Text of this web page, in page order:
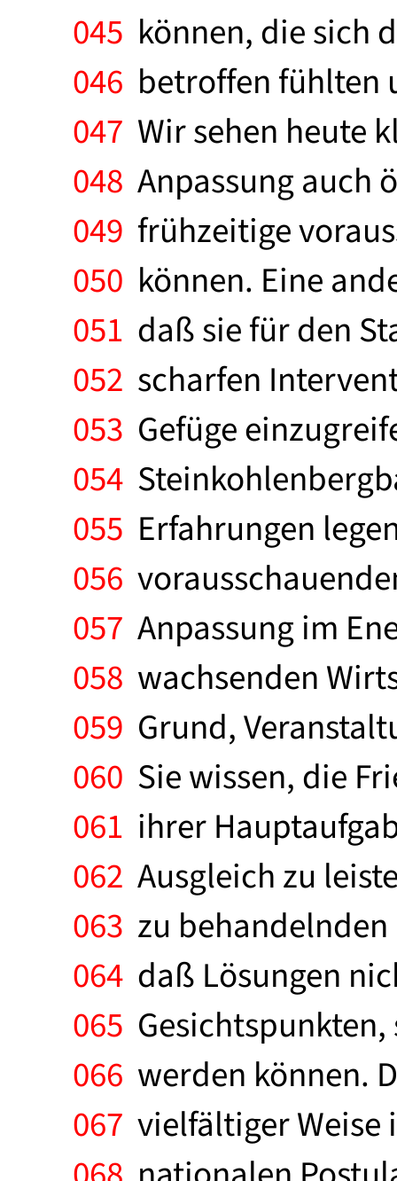
045 können, die sich
046 betroffen fühlten
047 Wir sehen heute
048 Anpassung auch
049 frühzeitige
050 können. Eine
051 daß sie für den
052 scharfen
053 Gefüge
054
055 Erfahrungen
056
057 Anpassung im
058 wachsenden
059 Grund,
060 Sie wissen, die
061 ihrer
062 Ausgleich zu
063 zu
064 daß Lösungen
065
066 werden können.
067 vielfältiger